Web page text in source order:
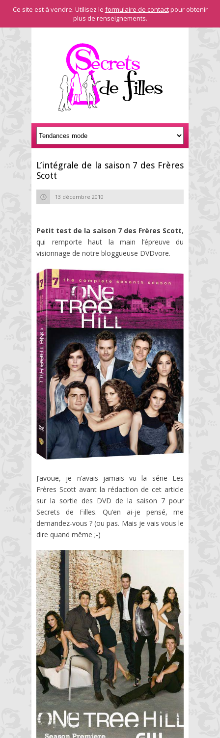
Ce site est à vendre. Utilisez le formulaire de contactpour obtenir
plus de renseignements.
L’intégrale de la saison 7 des Frères
Scott
13 décembre 2010
Petit test de la saison 7 des Frères Scott,
qui remporte haut la main l’épreuve du
visionnage de notre bloggueuse DVDvore.
J’avoue, je n’avais jamais vu la série Les
Frères Scott avant la rédaction de cet article
sur la sortie des DVD de la saison 7 pour
Secrets de Filles. Qu’en ai-je pensé, me
demandez-vous ? (ou pas. Mais je vais vous le
dire quand même ;-)